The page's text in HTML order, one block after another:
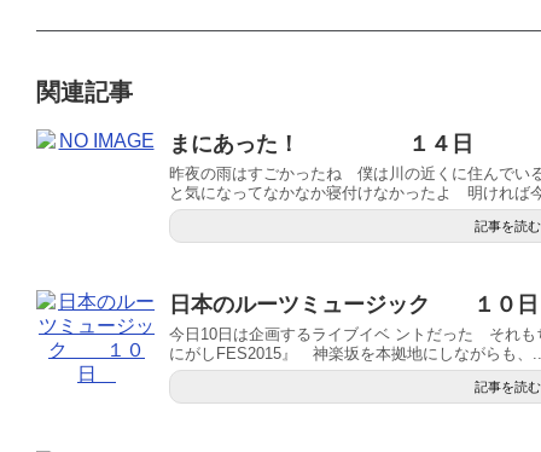
関連記事
まにあった！ １４日
昨夜の雨はすごかったね 僕は川の近くに住んでい
と気になってなかなか寝付けなかったよ 明ければ
記事を読む
日本のルーツミュージック １０
今日10日は企画するライブイベ ントだった それ
にがしFES2015』 神楽坂を本拠地にしながらも、
記事を読む